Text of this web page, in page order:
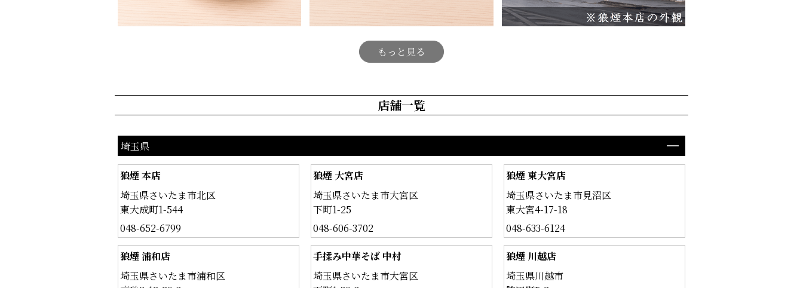
もっと見る
店舗一覧
埼玉県
狼煙 本店
埼玉県さいたま市北区
東大成町1-544
048-652-6799
狼煙 大宮店
埼玉県さいたま市大宮区
下町1-25
048-606-3702
狼煙 東大宮店
埼玉県さいたま市見沼区
東大宮4-17-18
048-633-6124
狼煙 浦和店
埼玉県さいたま市浦和区
手揉み中華そば 中村
埼玉県さいたま市大宮区
狼煙 川越店
埼玉県川越市